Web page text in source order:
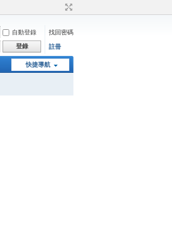
自動登錄
找回密碼
登錄 註冊
快捷導航